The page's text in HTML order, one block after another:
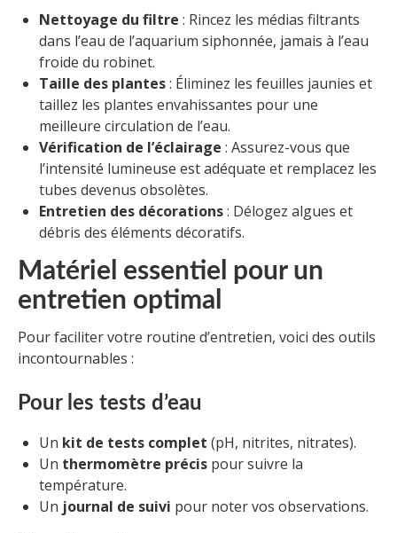
Nettoyage du filtre : Rincez les médias filtrants
dans l’eau de l’aquarium siphonnée, jamais à l’eau
froide du robinet.
Taille des plantes: Éliminez les feuilles jaunies et
taillez les plantes envahissantes pour une
meilleure circulation de l’eau.
Vérification de l’éclairage : Assurez-vous que
l’intensité lumineuse est adéquate et remplacez les
tubes devenus obsolètes.
Entretien des décorations: Délogez algues et
débris des éléments décoratifs.
Matériel essentiel pour un
entretien optimal
Pour faciliter votre routine d’entretien, voici des outils
incontournables :
Pour les tests d’eau
Un kit de tests complet (pH, nitrites, nitrates).
Un thermomètre précis pour suivre la
température.
Un journal de suivi pour noter vos observations.